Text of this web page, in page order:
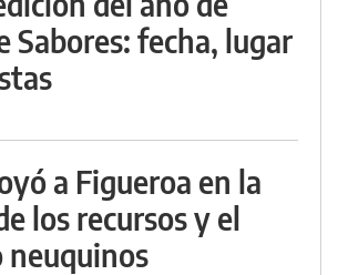
Sabores: fecha, lugar
a Figueroa en la
los recursos y el